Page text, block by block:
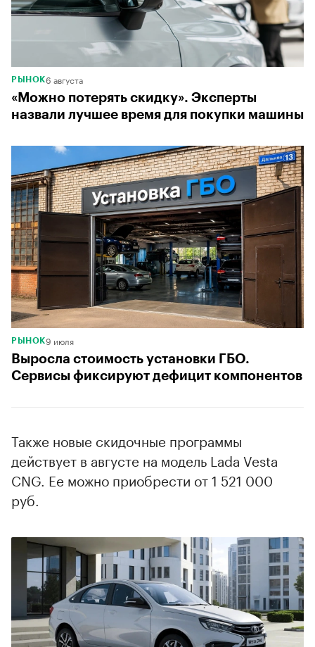
РЫНОК6 августа
«Можно потерять скидку». Эксперты
назвали лучшее время для покупки машины
РЫНОК9 июля
Выросла стоимость установки ГБО.
Сервисы фиксируют дефицит компонентов
Также новые скидочные программы
действует в августе на модель Lada Vesta
CNG. Ее можно приобрести от 1 521 000
руб.